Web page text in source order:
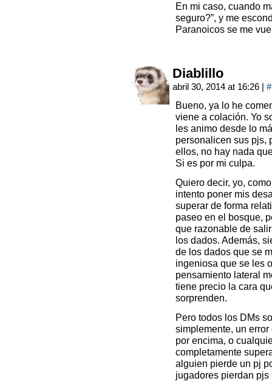
En mi caso, cuando
seguro?”, y me
Paranoicos se me
Diablillo
abril 30, 2014 at 16:26 | #
Bueno, ya lo he
viene a colación. Yo
les animo desde lo
personalicen sus pjs,
ellos, no hay nada
Si es por mi culpa.
Quiero decir, yo,
intento poner mis
superar de forma
paseo en el bosque,
que razonable de
los dados. Además,
de los dados que se
ingeniosa que se les
pensamiento lateral
tiene precio la cara
sorprenden.
Pero todos los DMs
simplemente, un
por encima, o
completamente
alguien pierde un pj
jugadores pierdan